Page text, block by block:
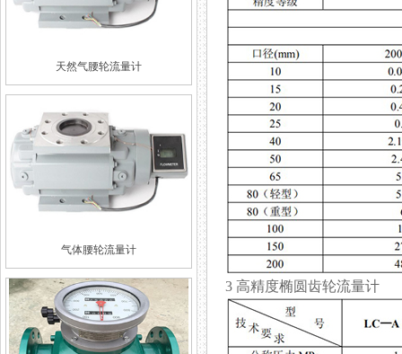
天然气腰轮流量计
气体腰轮流量计
3 高精度椭圆齿轮流量计